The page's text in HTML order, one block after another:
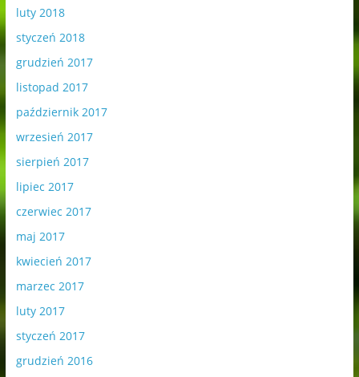
luty 2018
styczeń 2018
grudzień 2017
listopad 2017
październik 2017
wrzesień 2017
sierpień 2017
lipiec 2017
czerwiec 2017
maj 2017
kwiecień 2017
marzec 2017
luty 2017
styczeń 2017
grudzień 2016